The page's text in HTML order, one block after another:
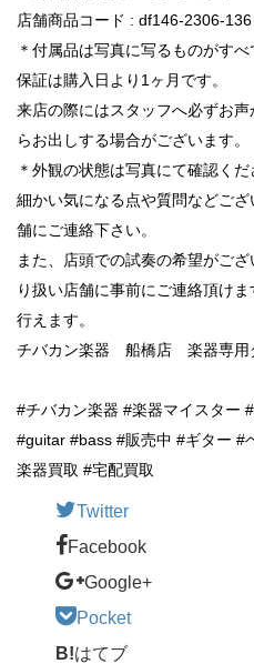
店舗商品コード : df146-2306-
＊付属品は写真に写るものがすべ
保証は購入日より1ヶ月です。
来店の際にはスタッフへ必ずお
らお出しする場合がございます。
＊外観の状態は写真にて確認くだ
細かい気になる点や質問などご
舗にご連絡下さい。
また、店頭での試奏の希望がご
り扱い店舗に事前にご連絡頂け
行えます。
チバカン楽器 船橋店 楽器専用
#チバカン楽器 #楽器マイスター
#guitar #bass #販売中 #ギター #
楽器買取 #宅配買取
Twitter
Facebook
Google+
Pocket
B!はてブ